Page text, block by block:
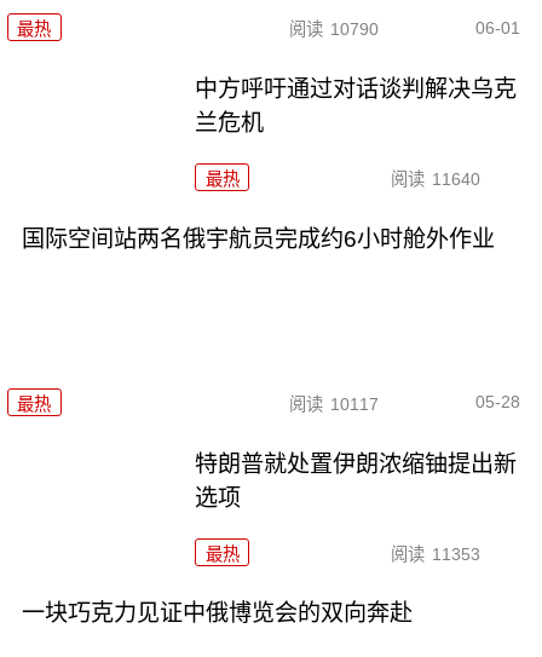
最热 阅读 10790 06-01
中方呼吁通过对话谈判解决乌克
兰危机
最热 阅读 11640
国际空间站两名俄宇航员完成约6小时舱外作业
最热 阅读 10117 05-28
特朗普就处置伊朗浓缩铀提出新
选项
最热 阅读 11353
一块巧克力见证中俄博览会的双向奔赴